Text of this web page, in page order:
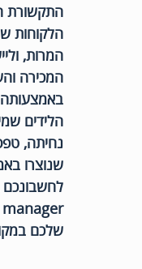
התקשורת
הלקוחות
המרות,
המכירה
באמצעותה
הלידים
נחיתה,
שלכם